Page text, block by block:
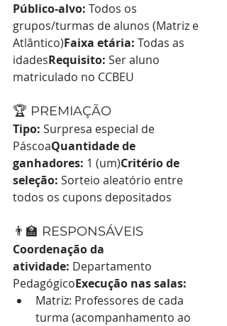
Público-alvo: Todos os
grupos/turmas de alunos (Matriz e
Atlântico)Faixa etária: Todas as
idadesRequisito: Ser aluno
matriculado no CCBEU
🏆 PREMIAÇÃO
Tipo: Surpresa especial de
PáscoaQuantidade de
ganhadores: 1 (um)Critério de
seleção: Sorteio aleatório entre
todos os cupons depositados
👨‍🏫 RESPONSÁVEIS
Coordenação da
atividade: Departamento
PedagógicoExecução nas salas:
Matriz: Professores de cada
turma (acompanhamento ao